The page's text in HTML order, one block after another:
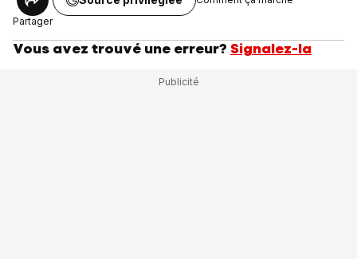
Partager
Vous avez trouvé une erreur? Signalez-la